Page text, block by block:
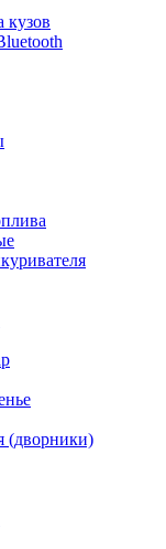
кузов
(дворники)